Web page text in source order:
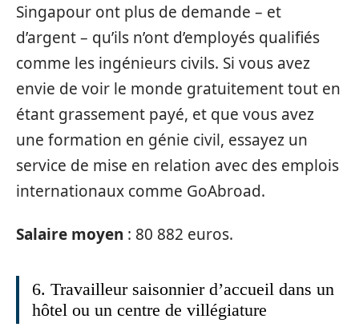
Singapour ont plus de demande – et
d’argent – qu’ils n’ont d’employés qualifiés
comme les ingénieurs civils. Si vous avez
envie de voir le monde gratuitement tout en
étant grassement payé, et que vous avez
une formation en génie civil, essayez un
service de mise en relation avec des emplois
internationaux comme GoAbroad.
Salaire moyen : 80 882 euros.
6. Travailleur saisonnier d’accueil dans un
hôtel ou un centre de villégiature